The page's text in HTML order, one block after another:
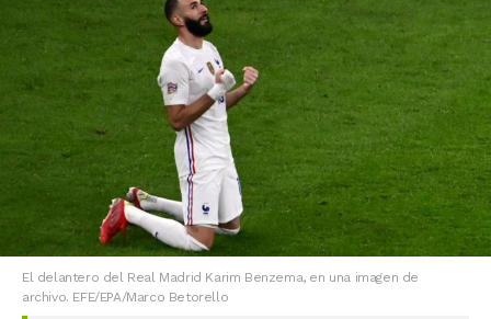
El delantero del Real Madrid Karim Benzema, en una imagen de
archivo. EFE/EPA/Marco Betorello